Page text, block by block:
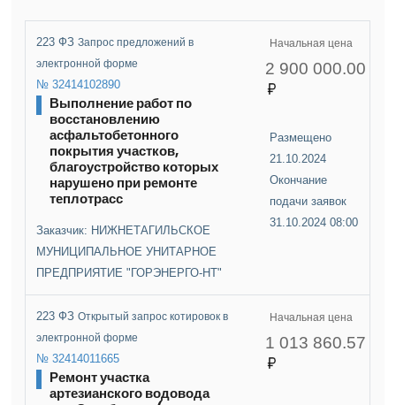
223 ФЗЗапрос предложений в
электронной форме
№ 32414102890
Выполнение работ по
восстановлению
асфальтобетонного
покрытия участков,
благоустройство которых
нарушено при ремонте
теплотрасс
Заказчик: НИЖНЕТАГИЛЬСКОЕ
МУНИЦИПАЛЬНОЕ УНИТАРНОЕ
ПРЕДПРИЯТИЕ "ГОРЭНЕРГО-НТ"
Начальная цена
2 900 000.00
Размещено
21.10.2024
Окончание
подачи заявок
31.10.2024 08:00
223 ФЗОткрытый запрос котировок в
электронной форме
№ 32414011665
Ремонт участка
артезианского водовода
Начальная цена
1 013 860.57